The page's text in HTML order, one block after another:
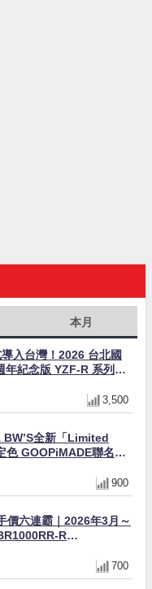
本月
入台灣！2026 台北國
紀念版 YZF-R 系列限
3,500
BW’S全新「Limited
GOOPiMADE聯名包
900
價六連霸｜2026年3月～
R
700